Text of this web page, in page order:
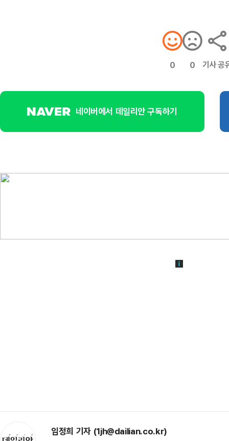
0 0 기사 공
네이버에서 데일리안 구독하기
임정희 기자 (1jh@dailian.co.kr)